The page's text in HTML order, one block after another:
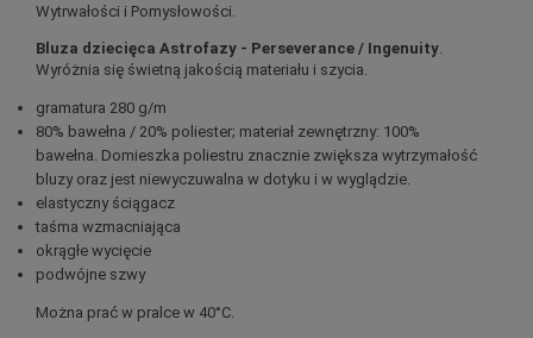
Wytrwałości i Pomysłowości.
Bluza dziecięca Astrofazy - Perseverance / Ingenuity.
Wyróżnia się świetną jakością materiału i szycia.
gramatura 280 g/m
80% bawełna / 20% poliester; materiał zewnętrzny: 100%
bawełna. Domieszka poliestru znacznie zwiększa wytrzymałość
bluzy oraz jest niewyczuwalna w dotyku i w wyglądzie.
elastyczny ściągacz
taśma wzmacniająca
okrągłe wycięcie
podwójne szwy
Można prać w pralce w 40°C.